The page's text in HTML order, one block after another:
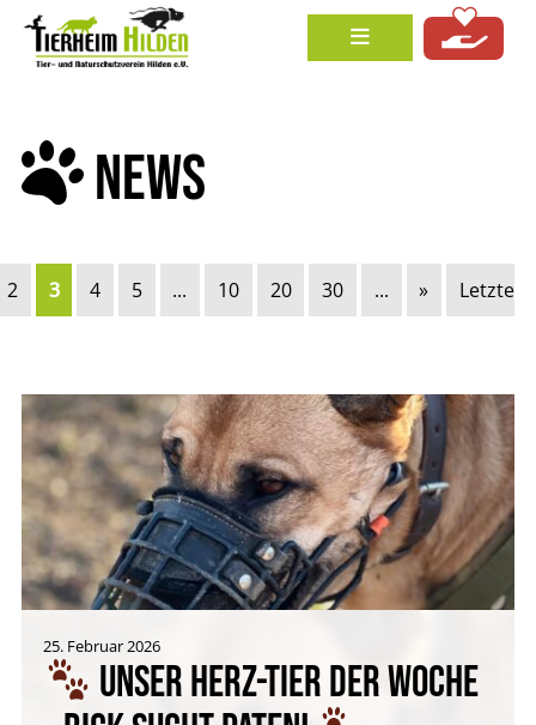
NEWS
2 3 4 5 ... 10 20 30 ... » Letzte
25. Februar 2026
UNSER HERZ-TIER DER WOCHE